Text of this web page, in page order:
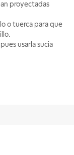
proyectadas
o tuerca para que
usarla sucia